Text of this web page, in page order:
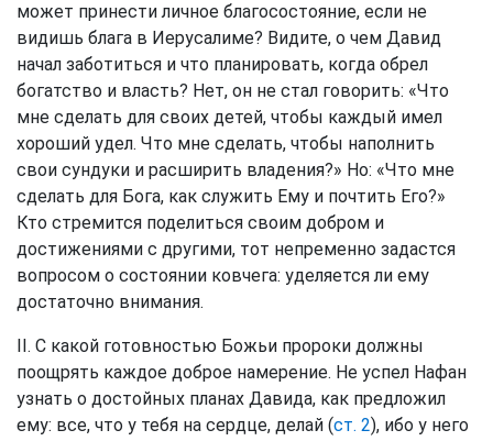
может принести личное благосостояние, если не
видишь блага в Иерусалиме? Видите, о чем Давид
начал заботиться и что планировать, когда обрел
богатство и власть? Нет, он не стал говорить: «Что
мне сделать для своих детей, чтобы каждый имел
хороший удел. Что мне сделать, чтобы наполнить
свои сундуки и расширить владения?» Но: «Что мне
сделать для Бога, как служить Ему и почтить Его?»
Кто стремится поделиться своим добром и
достижениями с другими, тот непременно задастся
вопросом о состоянии ковчега: уделяется ли ему
достаточно внимания.
II. С какой готовностью Божьи пророки должны
поощрять каждое доброе намерение. Не успел Нафан
узнать о достойных планах Давида, как предложил
ему: все, что у тебя на сердце, делай (ст. 2), ибо у него